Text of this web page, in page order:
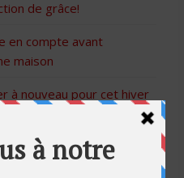
de grâce!
en compte avant
maison
à nouveau pour cet hiver
pour votre mère